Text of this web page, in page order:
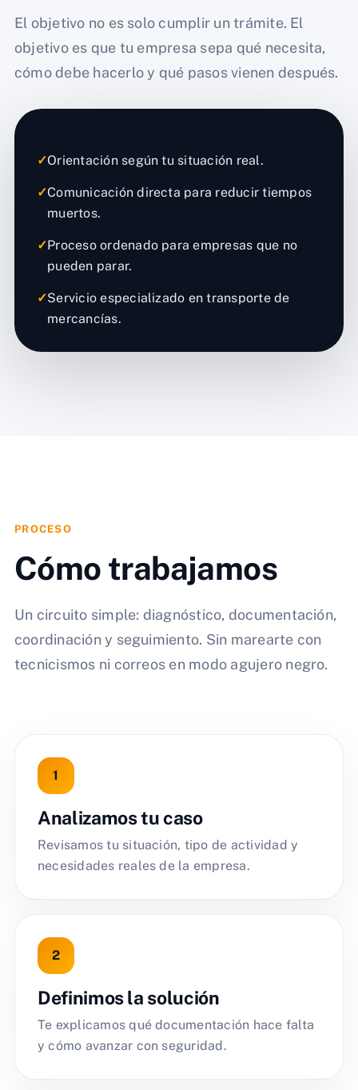
El objetivo no es solo cumplir un trámite. El
objetivo es que tu empresa sepa qué necesita,
cómo debe hacerlo y qué pasos vienen después.
✓Orientación según tu situación real.
✓Comunicación directa para reducir tiempos
muertos.
✓Proceso ordenado para empresas que no
pueden parar.
✓Servicio especializado en transporte de
mercancías.
PROCESO
Cómo trabajamos
Un circuito simple: diagnóstico, documentación,
coordinación y seguimiento. Sin marearte con
tecnicismos ni correos en modo agujero negro.
Analizamos tu caso
Revisamos tu situación, tipo de actividad y
necesidades reales de la empresa.
Definimos la solución
Te explicamos qué documentación hace falta
y cómo avanzar con seguridad.